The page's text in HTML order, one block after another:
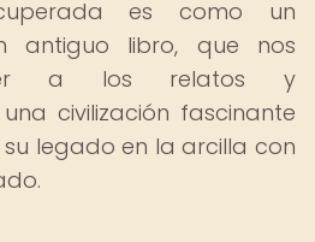
es como un
antiguo libro, que nos
a los relatos y
civilización fascinante
legado en la arcilla con